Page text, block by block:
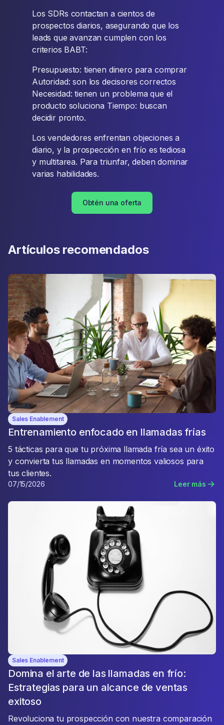
Los SDRs contactan a cientos de
prospectos diarios, asegurando que los
leads que avanzan cumplen con los
criterios BABT:
Presupuesto: tienen dinero para comprar
Autoridad: son los decisores correctos
Necesidad: tienen un problema que el
producto soluciona Tiempo: buscan
decidir pronto.
Los vendedores enfrentan objeciones a
diario, y la prospección en frío es tediosa
y multitarea. Para triunfar, deben dominar
varias habilidades.
Obtén una oferta
Artículos recomendados
Sales Enablement
Entrenamiento enfocado en llamadas frías
5 tácticas para que tu próxima llamada fría sea un éxito
y convierta tus llamadas en momentos valiosos para
tus clientes.
07/15/2026 Leer más
Sales Enablement
Domina el arte de las llamadas en frío:
Estrategias para un alcance de ventas
exitoso
Revoluciona tu prospección con nuestra comparación